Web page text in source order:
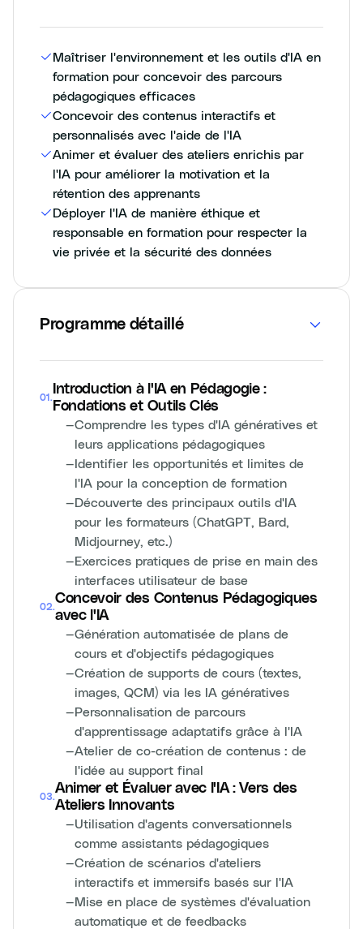
Maîtriser l'environnement et les outils d'IA en
formation pour concevoir des parcours
pédagogiques efficaces
Concevoir des contenus interactifs et
personnalisés avec l'aide de l'IA
Animer et évaluer des ateliers enrichis par
l'IA pour améliorer la motivation et la
rétention des apprenants
Déployer l'IA de manière éthique et
responsable en formation pour respecter la
vie privée et la sécurité des données
Programme détaillé
01 .
Introduction à l'IA en Pédagogie :
Fondations et Outils Clés
—Comprendre les types d'IA génératives et
leurs applications pédagogiques
—Identifier les opportunités et limites de
l'IA pour la conception de formation
—Découverte des principaux outils d'IA
pour les formateurs (ChatGPT, Bard,
Midjourney, etc.)
—Exercices pratiques de prise en main des
interfaces utilisateur de base
02.
Concevoir des Contenus Pédagogiques
avec l'IA
—Génération automatisée de plans de
cours et d'objectifs pédagogiques
—Création de supports de cours (textes,
images, QCM) via les IA génératives
—Personnalisation de parcours
d'apprentissage adaptatifs grâce à l'IA
—Atelier de co-création de contenus : de
l'idée au support final
03.
Animer et Évaluer avec l'IA : Vers des
Ateliers Innovants
—Utilisation d'agents conversationnels
comme assistants pédagogiques
—Création de scénarios d'ateliers
interactifs et immersifs basés sur l'IA
—Mise en place de systèmes d'évaluation
automatique et de feedbacks